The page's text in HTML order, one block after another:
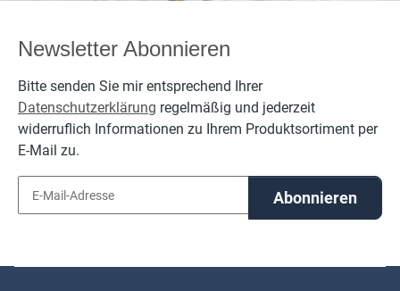
Newsletter Abonnieren
Bitte senden Sie mir entsprechend Ihrer
Datenschutzerklärung regelmäßig und jederzeit
widerruflich Informationen zu Ihrem Produktsortiment per
E-Mail zu.
Abonnieren